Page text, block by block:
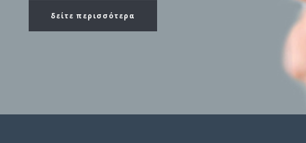
δείτε περισσότερα